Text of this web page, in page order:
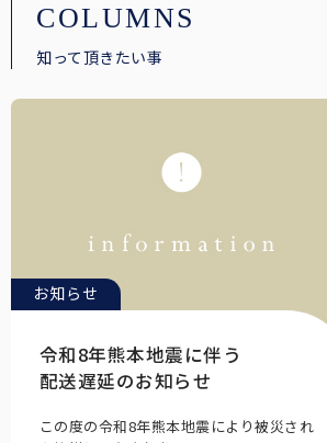
COLUMNS
知って頂きたい事
お知らせ
令和8年熊本地震に伴う
配送遅延のお知らせ
この度の令和8年熊本地震により被災され